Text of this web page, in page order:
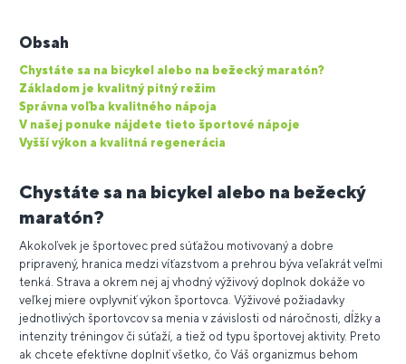
Obsah
Chystáte sa na bicykel alebo na bežecký maratón?
Základom je kvalitný pitný režim
Správna voľba kvalitného nápoja
V našej ponuke nájdete tieto športové nápoje
Vyšší výkon a kvalitná regenerácia
Chystáte sa na bicykel alebo na bežecký
maratón?
Akokoľvek je športovec pred súťažou motivovaný a dobre
pripravený, hranica medzi víťazstvom a prehrou býva veľakrát veľmi
tenká. Strava a okrem nej aj vhodný výživový doplnok dokáže vo
veľkej miere ovplyvniť výkon športovca. Výživové požiadavky
jednotlivých športovcov sa menia v závislosti od náročnosti, dĺžky a
intenzity tréningov či súťaží, a tiež od typu športovej aktivity. Preto
ak chcete efektívne doplniť všetko, čo Váš organizmus behom